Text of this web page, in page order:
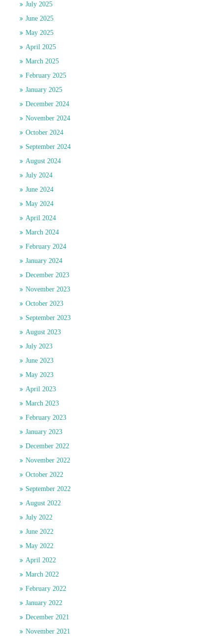
July 2025
June 2025
May 2025
April 2025
March 2025
February 2025
January 2025
December 2024
November 2024
October 2024
September 2024
August 2024
July 2024
June 2024
May 2024
April 2024
March 2024
February 2024
January 2024
December 2023
November 2023
October 2023
September 2023
August 2023
July 2023
June 2023
May 2023
April 2023
March 2023
February 2023
January 2023
December 2022
November 2022
October 2022
September 2022
August 2022
July 2022
June 2022
May 2022
April 2022
March 2022
February 2022
January 2022
December 2021
November 2021